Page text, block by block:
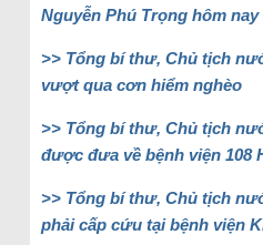
Nguyễn Phú Trọng hôm
>> Tổng bí thư, Chủ tịch
vượt qua cơn hiểm nghèo
>> Tổng bí thư, Chủ tịch
được đưa về bệnh viện 108
>> Tổng bí thư, Chủ tịch
phải cấp cứu tại bệnh viện